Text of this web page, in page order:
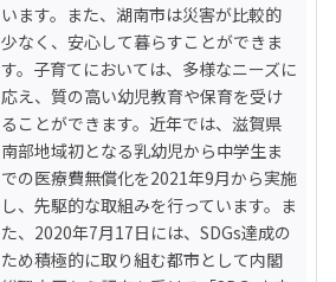
います。また、湖南市は災害が比較的
少なく、安心して暮らすことができま
す。子育てにおいては、多様なニーズに
応え、質の高い幼児教育や保育を受け
ることができます。近年では、滋賀県
南部地域初となる乳幼児から中学生ま
での医療費無償化を2021年9月から実施
し、先駆的な取組みを行っています。ま
た、2020年7月17日には、SDGs達成の
ため積極的に取り組む都市として内閣